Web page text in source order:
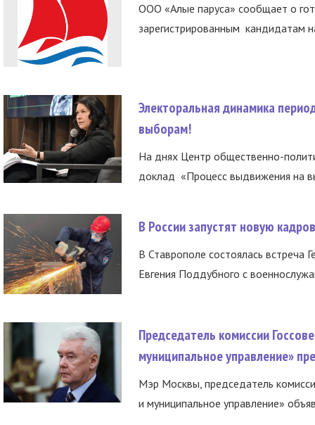
ООО «Алые паруса» сообщает о
зарегистрированным кандидатам
Электоральная динамика
выборам!
На днях Центр общественно-
доклад «Процесс выдвижения на
В России запустят новую
В Ставрополе состоялась встреча
Евгения Поддубного с
Председатель комиссии
муниципальное управление»
Мэр Москвы, председатель
и муниципальное управление»